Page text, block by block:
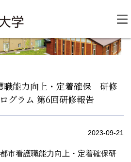
お問い合わせ
職能力向上・定着確保 研修
グラム 第6回研修報告
2023-09-21
市看護職能力向上・定着確保研